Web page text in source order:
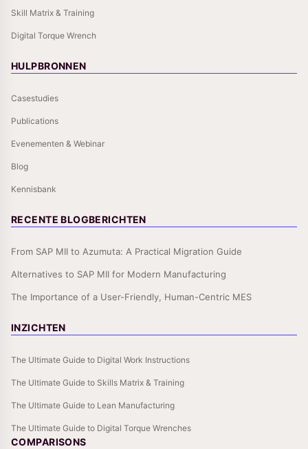
Skill Matrix & Training
Digital Torque Wrench
HULPBRONNEN
Casestudies
Publications
Evenementen & Webinar
Blog
Kennisbank
RECENTE BLOGBERICHTEN
From SAP MII to Azumuta: A Practical Migration Guide
Alternatives to SAP MII for Modern Manufacturing
The Importance of a User-Friendly, Human-Centric MES
INZICHTEN
The Ultimate Guide to Digital Work Instructions
The Ultimate Guide to Skills Matrix & Training
The Ultimate Guide to Lean Manufacturing
The Ultimate Guide to Digital Torque Wrenches
COMPARISONS